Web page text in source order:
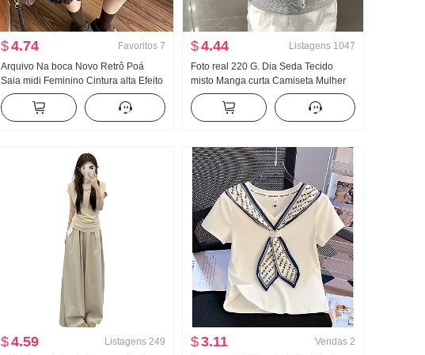
$4.74 Favoritos 7
Arquivo Na boca Novo Retrô Poá
Saia midi Feminino Cintura alta Efeito
emagrecedor Comprimento Médio
Versátil Elegância Saia
$4.44 Listagens 1047
Foto real 220 G. Dia Seda Tecido
misto Manga curta Camiseta Mulher
Verão Novo Han Departamento Falso
duas peças Efeito emagrecedor Xale
Top
$4.59 Listagens 249
$3.11 Vendas 2